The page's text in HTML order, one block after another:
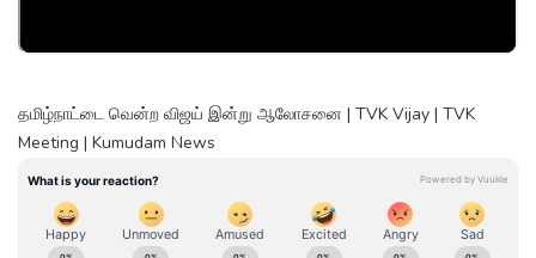
தமிழ்நாட்டை வென்ற விஜய் இன்று ஆலோசனை | TVK Vijay | TVK
Meeting | Kumudam News